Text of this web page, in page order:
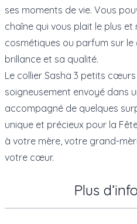
ses moments de vie. Vous
chaîne qui vous plait le plus
cosmétiques ou parfum sur
brillance et sa qualité.
Le collier Sasha 3 petits
soigneusement envoyé dans
accompagné de quelques
unique et précieux pour la
à votre mère, votre grand-
votre cœur.
Plus